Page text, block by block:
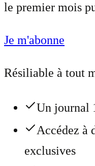
le premier mois
Je m'abonne
Résiliable à tout
Un journal
Accédez à
exclusives